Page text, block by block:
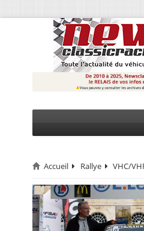
CIRCUIT
RALLYE
MONTAGNE
Accueil Rallye VHC/